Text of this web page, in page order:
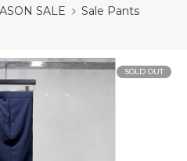
SALE Sale Pants
SOLD OUT